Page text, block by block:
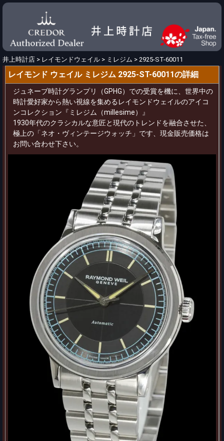
井上時計店 > レイモンドウェイル > ミレジム > 2925-ST-60011
レイモンド ウェイル ミレジム 2925-ST-60011の詳細
ジュネーブ時計グランプリ（GPHG）での受賞を機に、世界中の
時計愛好家から熱い視線を集めるレイモンドウェイルのアイコ
ンコレクション『ミレジム（millesime）』
1930年代のクラシカルな意匠と現代のトレンドを融合させた、
極上の「ネオ・ヴィンテージウォッチ」です、現金販売価格は
お問い合わせ下さい。